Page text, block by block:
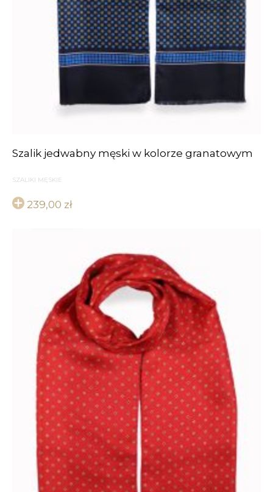
Szalik jedwabny męski w kolorze granatowym
SZALIKI MĘSKIE
239,00 zł